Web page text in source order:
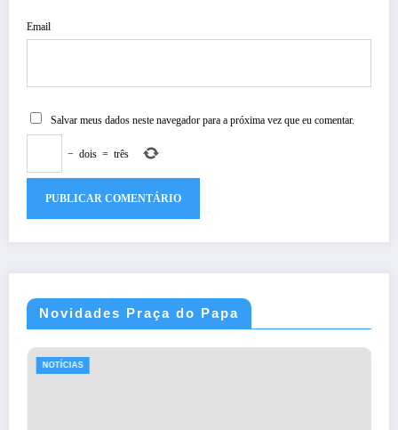
Email
Salvar meus dados neste navegador para a próxima vez que eu comentar.
− dois = três
Novidades Praça do Papa